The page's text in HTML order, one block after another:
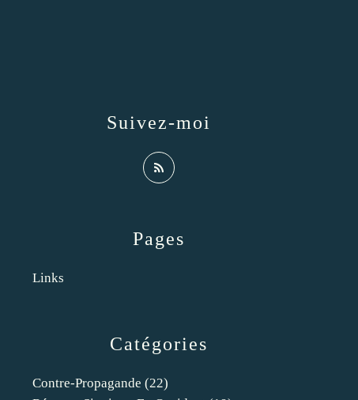
Catégories
Contre-Propagande (22)
Pages
Links
Suivez-moi